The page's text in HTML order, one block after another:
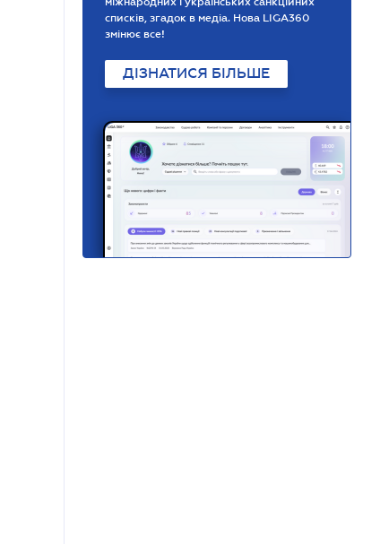
списків, згадок в медіа. Нова LIGA360
змінює все!
ДІЗНАТИСЯ БІЛЬШЕ